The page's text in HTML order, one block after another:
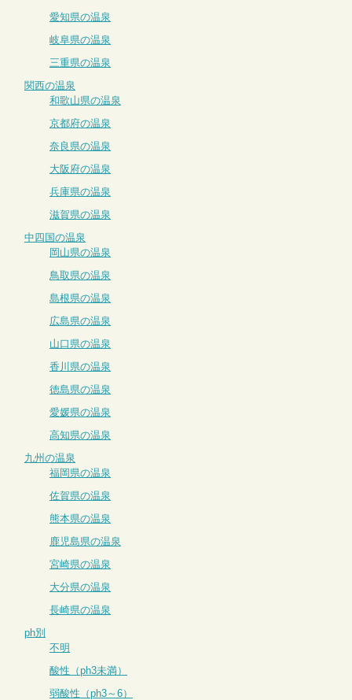
愛知県の温泉
岐阜県の温泉
三重県の温泉
関西の温泉
和歌山県の温泉
京都府の温泉
奈良県の温泉
大阪府の温泉
兵庫県の温泉
滋賀県の温泉
中四国の温泉
岡山県の温泉
鳥取県の温泉
島根県の温泉
広島県の温泉
山口県の温泉
香川県の温泉
徳島県の温泉
愛媛県の温泉
高知県の温泉
九州の温泉
福岡県の温泉
佐賀県の温泉
熊本県の温泉
鹿児島県の温泉
宮崎県の温泉
大分県の温泉
長崎県の温泉
ph別
不明
酸性（ph3未満）
弱酸性（ph3～6）